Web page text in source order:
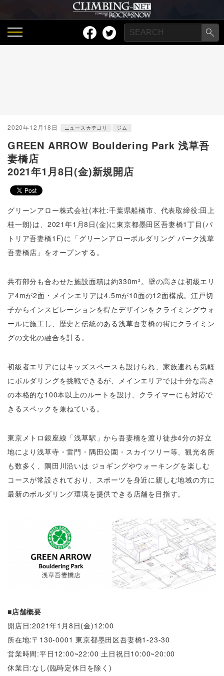
2020年12月18日 ニュースカテゴリ ジム
GREEN ARROW Bouldering Park 浅草吾
妻橋店
2021年1月8日(金)新規開店
グリーンアロー株式会社(本社:千葉県船橋市、代表取締役:田上
桂一朗)は、2021年1月8日(金)に東京都墨田区吾妻橋1丁目(パ
トリア吾妻橋1F)に「グリーンアローボルダリング パーク浅草
吾妻橋店」をオープンする。
共有部分も合わせた施設面積は約330m²。壁の高さは初級エリ
ア4mが2面・メインエリアは4.5mが10面の12面構成。江戸切
子からインスピレーションを得たデザインをクライミングウォ
ールに施工し、歴史と伝統のある浅草吾妻橋の街にクライミン
グの文化の融合を計る。
初級者エリアにはキッズスペースも設けられ、家族連れも気軽
にボルダリングを挑戦できるが、メインエリアでは十分な高さ
の本格的な100本以上のルートを設け、クライマーにも対応で
きるスペックを兼ねている。
東京メトロ銀座線「浅草駅」から吾妻橋を渡り徒歩4分の好立
地により浅草寺・雷門・隅田公園・スカイツリー等、観光名所
も数多く、隅田川沿いは ジョギングやウォーキングを楽しむ
コースが常設されており、スポーツを身近に親しむ地域の方に
最新のボルダリング環境を提供できる店舗を目指す。
■店舗概要
開店日:2021年1月8日(金)12:00
所在地:〒130-0001 東京都墨田区吾妻橋1-23-30
営業時間:平日12:00~22:00 土日祝日10:00~20:00
休業日:なし(臨時定休日を除く)